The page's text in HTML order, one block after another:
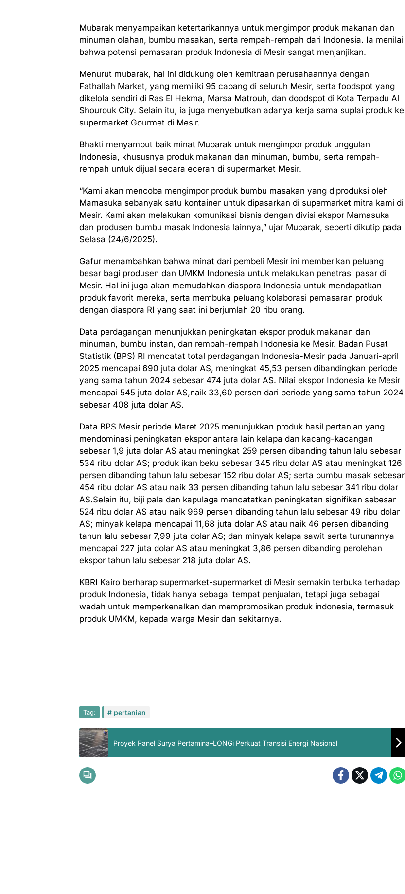
Mubarak menyampaikan ketertarikannya untuk mengimpor produk makanan dan
minuman olahan, bumbu masakan, serta rempah-rempah dari Indonesia. Ia menilai
bahwa potensi pemasaran produk Indonesia di Mesir sangat menjanjikan.
Menurut mubarak, hal ini didukung oleh kemitraan perusahaannya dengan
Fathallah Market, yang memiliki 95 cabang di seluruh Mesir, serta foodspot yang
dikelola sendiri di Ras El Hekma, Marsa Matrouh, dan doodspot di Kota Terpadu Al
Shourouk City. Selain itu, ia juga menyebutkan adanya kerja sama suplai produk ke
supermarket Gourmet di Mesir.
Bhakti menyambut baik minat Mubarak untuk mengimpor produk unggulan
Indonesia, khususnya produk makanan dan minuman, bumbu, serta rempah-
rempah untuk dijual secara eceran di supermarket Mesir.
“Kami akan mencoba mengimpor produk bumbu masakan yang diproduksi oleh
Mamasuka sebanyak satu kontainer untuk dipasarkan di supermarket mitra kami di
Mesir. Kami akan melakukan komunikasi bisnis dengan divisi ekspor Mamasuka
dan produsen bumbu masak Indonesia lainnya,” ujar Mubarak, seperti dikutip pada
Selasa (24/6/2025).
Gafur menambahkan bahwa minat dari pembeli Mesir ini memberikan peluang
besar bagi produsen dan UMKM Indonesia untuk melakukan penetrasi pasar di
Mesir. Hal ini juga akan memudahkan diaspora Indonesia untuk mendapatkan
produk favorit mereka, serta membuka peluang kolaborasi pemasaran produk
dengan diaspora RI yang saat ini berjumlah 20 ribu orang.
Data perdagangan menunjukkan peningkatan ekspor produk makanan dan
minuman, bumbu instan, dan rempah-rempah Indonesia ke Mesir. Badan Pusat
Statistik (BPS) RI mencatat total perdagangan Indonesia-Mesir pada Januari-april
2025 mencapai 690 juta dolar AS, meningkat 45,53 persen dibandingkan periode
yang sama tahun 2024 sebesar 474 juta dolar AS. Nilai ekspor Indonesia ke Mesir
mencapai 545 juta dolar AS,naik 33,60 persen dari periode yang sama tahun 2024
sebesar 408 juta dolar AS.
Data BPS Mesir periode Maret 2025 menunjukkan produk hasil pertanian yang
mendominasi peningkatan ekspor antara lain kelapa dan kacang-kacangan
sebesar 1,9 juta dolar AS atau meningkat 259 persen dibanding tahun lalu sebesar
534 ribu dolar AS; produk ikan beku sebesar 345 ribu dolar AS atau meningkat 126
persen dibanding tahun lalu sebesar 152 ribu dolar AS; serta bumbu masak sebesar
454 ribu dolar AS atau naik 33 persen dibanding tahun lalu sebesar 341 ribu dolar
AS.Selain itu, biji pala dan kapulaga mencatatkan peningkatan signifikan sebesar
524 ribu dolar AS atau naik 969 persen dibanding tahun lalu sebesar 49 ribu dolar
AS; minyak kelapa mencapai 11,68 juta dolar AS atau naik 46 persen dibanding
tahun lalu sebesar 7,99 juta dolar AS; dan minyak kelapa sawit serta turunannya
mencapai 227 juta dolar AS atau meningkat 3,86 persen dibanding perolehan
ekspor tahun lalu sebesar 218 juta dolar AS.
KBRI Kairo berharap supermarket-supermarket di Mesir semakin terbuka terhadap
produk Indonesia, tidak hanya sebagai tempat penjualan, tetapi juga sebagai
wadah untuk memperkenalkan dan mempromosikan produk indonesia, termasuk
produk UMKM, kepada warga Mesir dan sekitarnya.
Tag: pertanian
Proyek Panel Surya Pertamina–LONGi Perkuat Transisi Energi Nasional